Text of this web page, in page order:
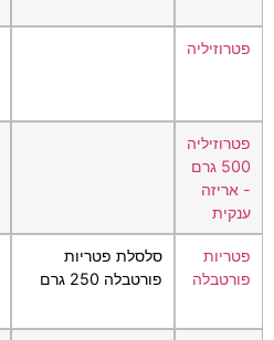
פטרוזיליה
פטרוזיליה
500 גרם
- אריזה
ענקית
פטריות
פורטבלה
סלסלת פטריות
פורטבלה 250 גרם